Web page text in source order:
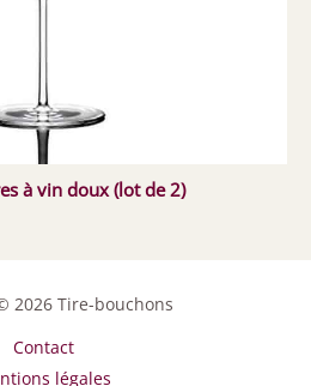
à vin doux (lot de 2)
2026 Tire-bouchons
Contact
légales